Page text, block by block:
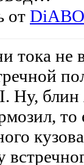
от
тока не
Ну, блин
то